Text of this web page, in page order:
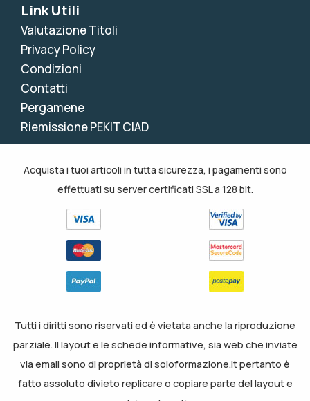
Link Utili
Valutazione Titoli
Privacy Policy
Condizioni
Contatti
Pergamene
Riemissione PEKIT CIAD
Acquista i tuoi articoli in tutta sicurezza, i pagamenti sono
effettuati su server certificati SSL a 128 bit.
Tutti i diritti sono riservati ed è vietata anche la riproduzione
parziale. Il layout e le schede informative, sia web che inviate
via email sono di proprietà di soloformazione.it pertanto è
fatto assoluto divieto replicare o copiare parte del layout e